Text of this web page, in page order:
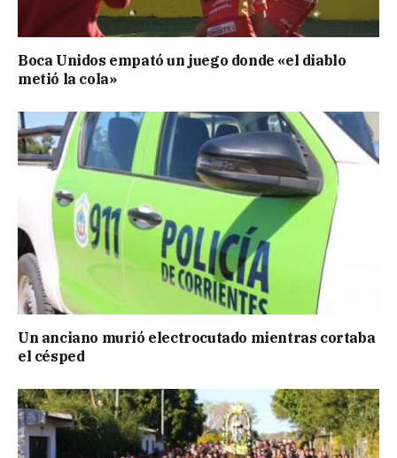
Boca Unidos empató un juego donde «el diablo
metió la cola»
Un anciano murió electrocutado mientras cortaba
el césped